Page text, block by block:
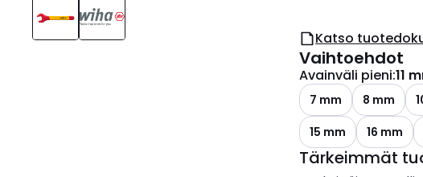
Katso
Vaihtoehdot
Avainväli pieni:11
7 mm 8 mm
15 mm
16 mm
Tärkeimmät